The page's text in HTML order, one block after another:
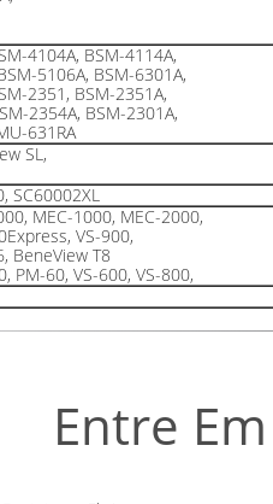
4104A, BSM-4114A,
5106A, BSM-6301A,
2351, BSM-2351A,
2354A, BSM-2301A,
631RA
SL,
SC60002XL
MEC-1000, MEC-2000,
VS-900,
BeneView T8
PM-60, VS-600, VS-800,
Entre